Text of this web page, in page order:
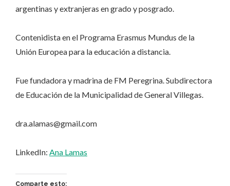
argentinas y extranjeras en grado y posgrado.
Contenidista en el Programa Erasmus Mundus de la
Unión Europea para la educación a distancia.
Fue fundadora y madrina de FM Peregrina. Subdirectora
de Educación de la Municipalidad de General Villegas.
dra.alamas@gmail.com
LinkedIn: Ana Lamas
Comparte esto: